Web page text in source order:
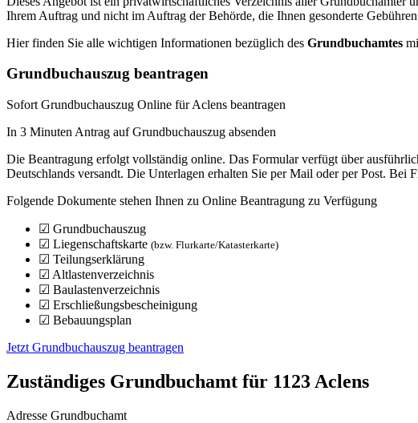
Ihrem Auftrag und nicht im Auftrag der Behörde, die Ihnen gesonderte
Hier finden Sie alle wichtigen Informationen bezüglich des Grundbuchamtes
Grundbuchauszug beantragen
Sofort Grundbuchauszug Online für Aclens beantragen
In 3 Minuten Antrag auf Grundbuchauszug absenden
Die Beantragung erfolgt vollständig online. Das Formular verfügt über
Deutschlands versandt. Die Unterlagen erhalten Sie per Mail oder per Post.
Folgende Dokumente stehen Ihnen zu Online Beantragung zu Verfügung
☑ Grundbuchauszug
☑ Liegenschaftskarte (bzw. Flurkarte/Katasterkarte)
☑ Teilungserklärung
☑ Altlastenverzeichnis
☑ Baulastenverzeichnis
☑ Erschließungsbescheinigung
☑ Bebauungsplan
Jetzt Grundbuchauszug beantragen
Zuständiges Grundbuchamt für 1123 Aclens
Adresse Grundbuchamt